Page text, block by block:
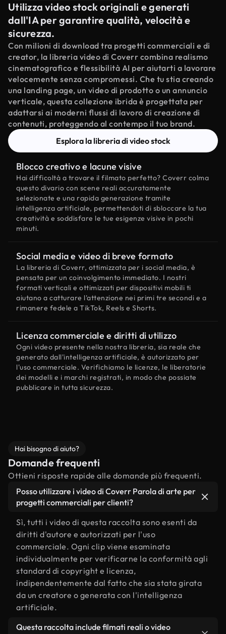
Utilizza video stock originali e generati
dall'IA per garantire qualità, velocità e
sicurezza.
Con milioni di download tra progetti commerciali e di
creator, la libreria video di Coverr combina realismo
cinematografico e flessibilità AI per aiutarti a lavorare
velocemente senza compromessi. Che tu stia creando
una landing page, un video di prodotto o un annuncio
verticale, questa collezione ibrida è progettata per
adattarsi ai moderni flussi di lavoro di creazione di
contenuti, proteggendo al contempo il tuo brand.
Esplora la libreria di video stock
Blocco creativo e lacune visive
Hai difficoltà a trovare il filmato perfetto? Coverr colma
questo divario con scene reali accuratamente
selezionate e una rapida generazione tramite
intelligenza artificiale, permettendoti di sbloccare la tua
creatività e soddisfare le tue esigenze visive in pochi
minuti.
Social media e video di breve formato
La libreria di Coverr, ottimizzata per i social media, è
pensata per un coinvolgimento immediato. I nostri
formati verticali e ottimizzati per dispositivi mobili ti
aiutano a catturare l'attenzione nei primi tre secondi e a
rimanere fedele a TikTok, Reels e Shorts.
Licenza commerciale e diritti di utilizzo
Ogni video presente nella nostra libreria, sia reale che
generato dall'intelligenza artificiale, è autorizzato per
l'uso commerciale. Verifichiamo le licenze, le liberatorie
dei modelli e i marchi registrati, in modo che possiate
pubblicare in tutta sicurezza.
Hai bisogno di aiuto?
Domande frequenti
Ottieni risposte rapide alle domande più frequenti.
Posso utilizzare i video di Coverr Parola di arte per
progetti commerciali per clienti?
Sì, tutti i video di questa raccolta sono esenti da
diritti d'autore e autorizzati per l'uso
commerciale. Ogni clip viene esaminata
individualmente per verificarne la conformità agli
standard di copyright e licenza,
indipendentemente dal fatto che sia stata girata
da un creatore o generata con l'intelligenza
artificiale.
Questa raccolta include filmati reali o video